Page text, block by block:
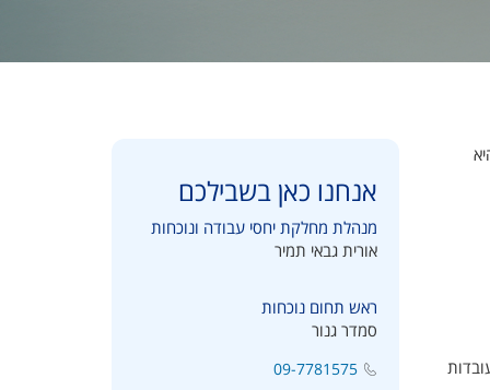
והיא
של 55 ימים במצטבר לעובדות
אנחנו כאן בשבילכם
מנהלת מחלקת יחסי עבודה ונוכחות
אורית גבאי תמיר
ראש תחום נוכחות
סמדר גנור
09-7781575